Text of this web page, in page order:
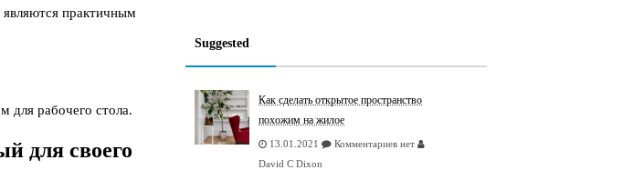
являются практичным
для рабочего стола.
для своего
Suggested
Как сделать открытое пространство
похожим на жилое
13.01.2021
Комментариев нет
David C Dixon